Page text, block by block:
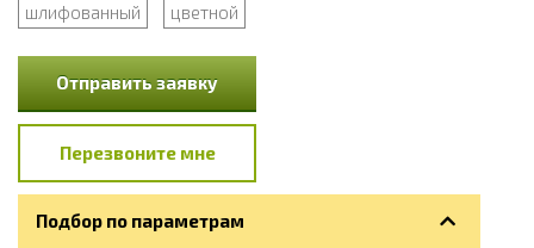
шлифованный
цветной
Отправить заявку
Перезвоните мне
Подбор по параметрам